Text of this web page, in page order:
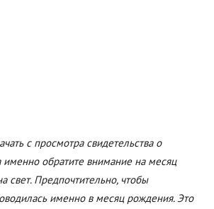
с просмотра свидетельства о
обратите внимание на месяц
свет. Предпочтительно, чтобы
именно в месяц рождения. Это